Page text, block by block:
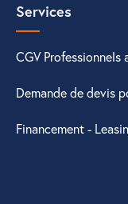
Services
CGV
Demande de devis
Financement -